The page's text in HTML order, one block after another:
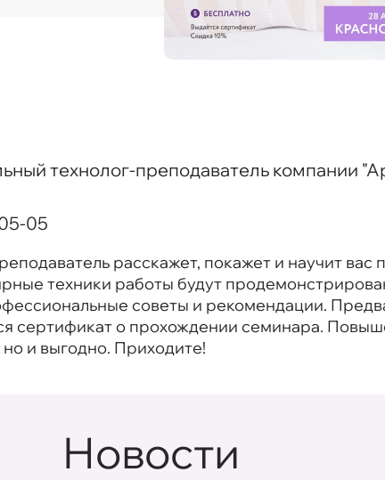
технолог-преподаватель компании
05
расскажет, покажет и научит вас
техники работы будут
советы и рекомендации.
сертификат о прохождении семинара.
но и выгодно. Приходите!
Новости